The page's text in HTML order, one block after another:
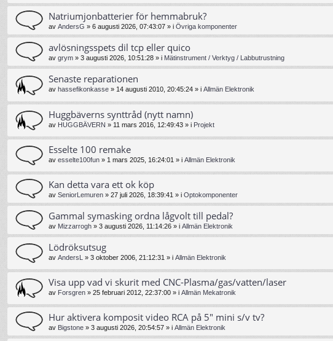
Natriumjonbatterier för hemmabruk?
av AndersG » 6 augusti 2026, 07:43:07 » i Övriga komponenter
avlösningsspets dil tcp eller quico
av grym » 3 augusti 2026, 10:51:28 » i Mätinstrument / Verktyg / Labbutrustning
Senaste reparationen
av hassefikonkasse » 14 augusti 2010, 20:45:24 » i Allmän Elektronik
Huggbäverns synttråd (nytt namn)
av HUGGBÄVERN » 11 mars 2016, 12:49:43 » i Projekt
Esselte 100 remake
av esselte100fun » 1 mars 2025, 16:24:01 » i Allmän Elektronik
Kan detta vara ett ok köp
av SeniorLemuren » 27 juli 2026, 18:39:41 » i Optokomponenter
Gammal symasking ordna lågvolt till pedal?
av Mizzarrogh » 3 augusti 2026, 11:14:26 » i Allmän Elektronik
Lödröksutsug
av AndersL » 3 oktober 2006, 21:12:31 » i Allmän Elektronik
Visa upp vad vi skurit med CNC-Plasma/gas/vatten/laser
av Forsgren » 25 februari 2012, 22:37:00 » i Allmän Mekatronik
Hur aktivera komposit video RCA på 5" mini s/v tv?
av Bigstone » 3 augusti 2026, 20:54:57 » i Allmän Elektronik